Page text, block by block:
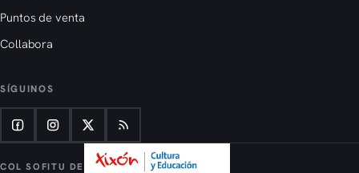
Puntos de venta
Collabora
SÍGUINOS
COL SOFITU DE